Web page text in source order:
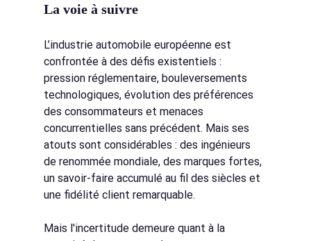
La voie à suivre
L’industrie automobile européenne est
confrontée à des défis existentiels :
pression réglementaire, bouleversements
technologiques, évolution des préférences
des consommateurs et menaces
concurrentielles sans précédent. Mais ses
atouts sont considérables : des ingénieurs
de renommée mondiale, des marques fortes,
un savoir-faire accumulé au fil des siècles et
une fidélité client remarquable.
Mais l'incertitude demeure quant à la